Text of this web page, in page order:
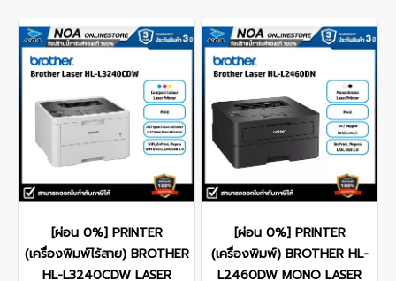
[ผ่อน 0%] PRINTER
(เครื่องพิมพ์ไร้สาย) BROTHER
HL-L3240CDW LASER
[ผ่อน 0%] PRINTER
(เครื่องพิมพ์) BROTHER HL-
L2460DW MONO LASER